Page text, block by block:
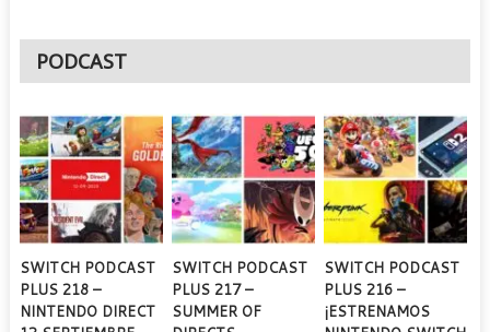
PODCAST
SWITCH PODCAST
PLUS 218 –
NINTENDO DIRECT
SWITCH PODCAST
PLUS 217 –
SUMMER OF
SWITCH PODCAST
PLUS 216 –
¡ESTRENAMOS